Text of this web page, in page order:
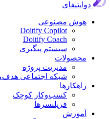
دوایتیفای
هوش مصنوعی
Doitify Copilot
Doitify Coach
سیستم پیگیری
محصولات
مدیریت پروژه
شبکه اجتماعی هدف‌محور
راهکارها
کسب‌وکار کوچک
فریلنسرها
آموزش